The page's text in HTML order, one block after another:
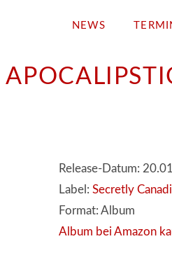
NEWS
Release-Datum:
Label: Secretly
Format: Album
Album bei Amazon